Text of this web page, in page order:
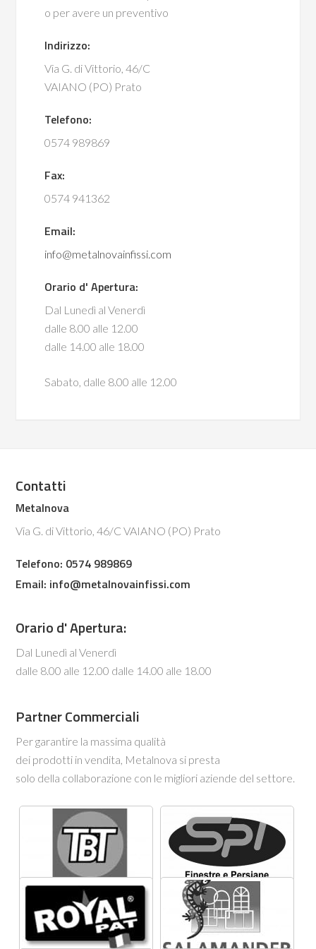
o per avere un preventivo
Indirizzo:
Via G. di Vittorio, 46/C
VAIANO (PO) Prato
Telefono:
0574 989869
Fax:
0574 941362
Email:
info@metalnovainfissi.com
Orario d' Apertura:
Dal Lunedì al Venerdì
dalle 8.00 alle 12.00
dalle 14.00 alle 18.00
Sabato, dalle 8.00 alle 12.00
Contatti
Metalnova
Via G. di Vittorio, 46/C VAIANO (PO) Prato
Telefono: 0574 989869
Email: info@metalnovainfissi.com
Orario d' Apertura:
Dal Lunedì al Venerdì
dalle 8.00 alle 12.00 dalle 14.00 alle 18.00
Partner Commerciali
Per garantire la massima qualità
dei prodotti in vendita, Metalnova si presta
solo della collaborazione con le migliori aziende del settore.